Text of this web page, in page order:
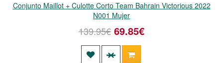
Conjunto Maillot + Culotte Corto Team Bahrain Victorious 2022
N001 Mujer
139.95€ 69.85€